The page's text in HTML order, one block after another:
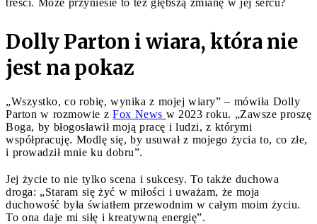
Dolly Parton i wiara, która nie
jest na pokaz
„Wszystko, co robię, wynika z mojej wiary” – mówiła Dolly
Parton w rozmowie z Fox News w 2023 roku. „Zawsze proszę
Boga, by błogosławił moją pracę i ludzi, z którymi
współpracuję. Modlę się, by usuwał z mojego życia to, co złe,
i prowadził mnie ku dobru”.
Jej życie to nie tylko scena i sukcesy. To także duchowa
droga: „Staram się żyć w miłości i uważam, że moja
duchowość była światłem przewodnim w całym moim życiu.
To ona daje mi siłę i kreatywną energię”.